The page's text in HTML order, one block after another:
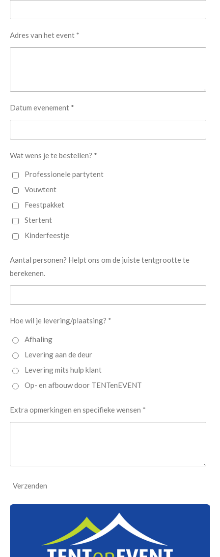
Adres van het event *
Datum evenement *
Wat wens je te bestellen? *
Professionele partytent
Vouwtent
Feestpakket
Stertent
Kinderfeestje
Aantal personen? Helpt ons om de juiste tentgrootte te
berekenen.
Hoe wil je levering/plaatsing? *
Afhaling
Levering aan de deur
Levering mits hulp klant
Op- en afbouw door TENTenEVENT
Extra opmerkingen en specifieke wensen *
Verzenden